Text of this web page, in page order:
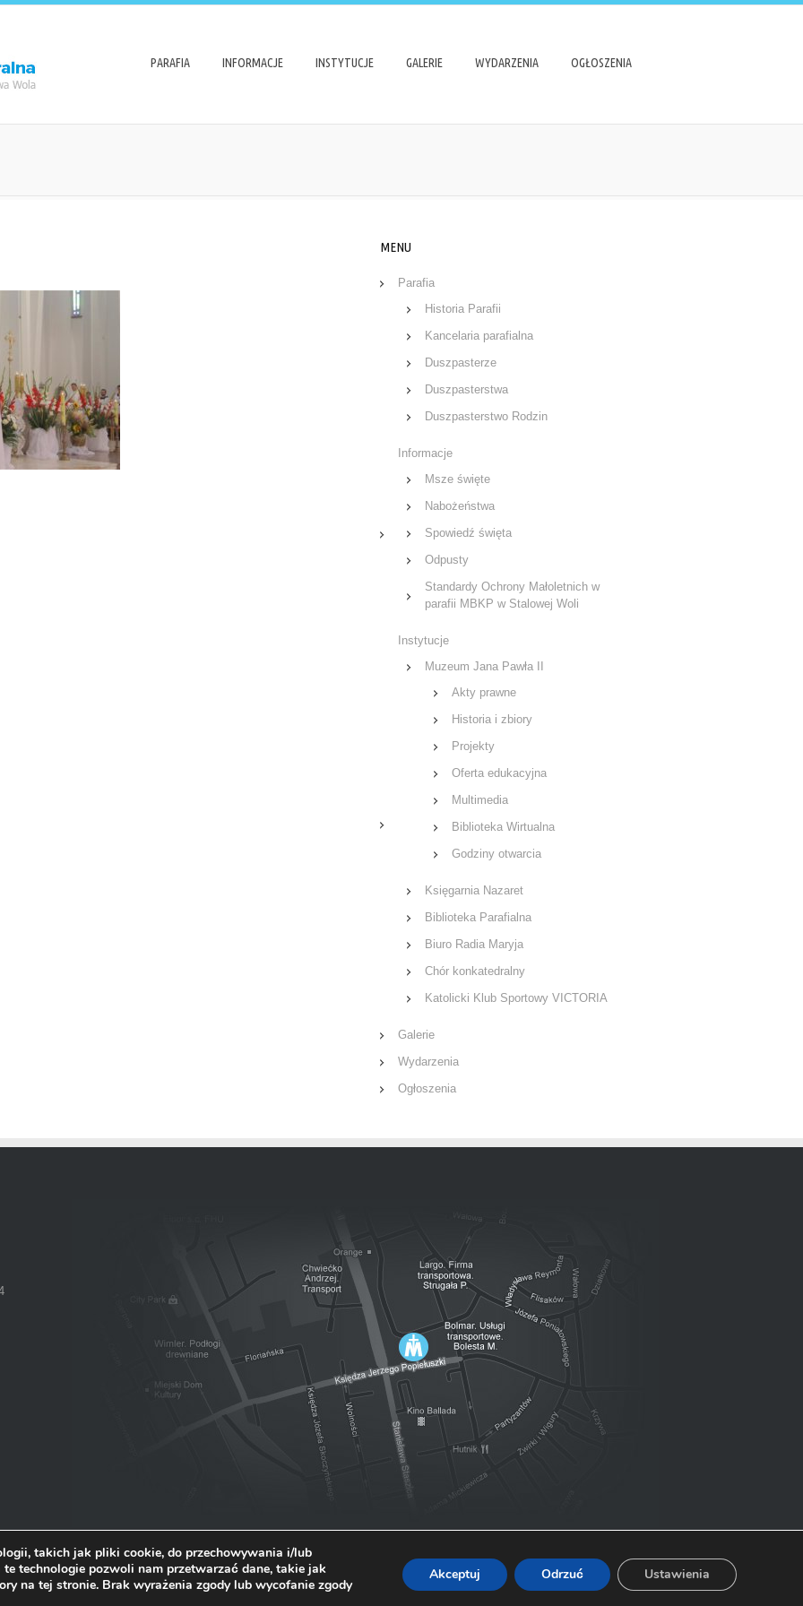
PARAFIA INFORMACJE INSTYTUCJE GALERIE WYDARZENIA OGŁOSZENIA
MENU
Parafia
Historia Parafii
Kancelaria parafialna
Duszpasterze
Duszpasterstwa
Duszpasterstwo Rodzin
Informacje
Msze święte
Nabożeństwa
Spowiedź święta
Odpusty
Standardy Ochrony Małoletnich w
parafii MBKP w Stalowej Woli
Instytucje
Muzeum Jana Pawła II
Akty prawne
Historia i zbiory
Projekty
Oferta edukacyjna
Multimedia
Biblioteka Wirtualna
Godziny otwarcia
Księgarnia Nazaret
Biblioteka Parafialna
Biuro Radia Maryja
Chór konkatedralny
Katolicki Klub Sportowy VICTORIA
Galerie
Wydarzenia
Ogłoszenia
takich jak pliki cookie, do przechowywania i/lub
technologie pozwoli nam przetwarzać dane, takie jak
na tej stronie. Brak wyrażenia zgody lub wycofanie zgody
Akceptuj Odrzuć Ustawienia